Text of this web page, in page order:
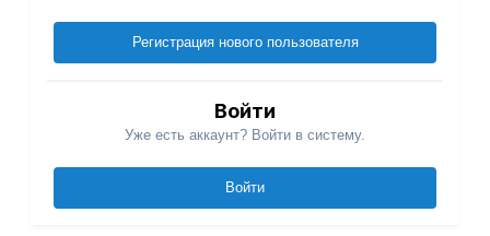
Регистрация нового пользователя
Войти
Уже есть аккаунт? Войти в систему.
Войти